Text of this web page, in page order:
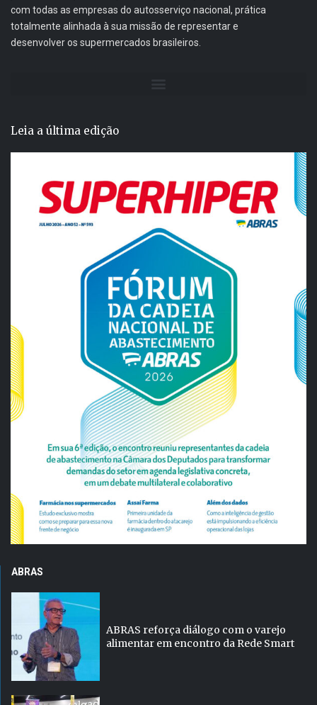
com todas as empresas do autosserviço nacional, prática
totalmente alinhada à sua missão de representar e
desenvolver os supermercados brasileiros.
Leia a última edição
ABRAS
ABRAS reforça diálogo com o varejo
alimentar em encontro da Rede Smart